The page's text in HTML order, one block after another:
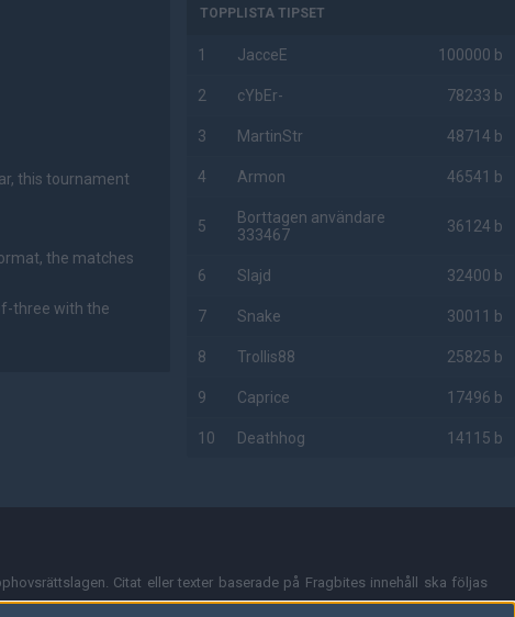
this tournament
the matches
three with the
TOPPLISTA TIPSET
1 JacceE 100000 b
2 cYbEr- 78233 b
3 MartinStr 48714 b
4 Armon 46541 b
5
Borttagen användare
333467
36124 b
6 Slajd 32400 b
7 Snake 30011 b
8 Trollis88 25825 b
9 Caprice 17496 b
10 Deathhog 14115 b
Citat eller texter baserade på Fragbites innehåll ska följas